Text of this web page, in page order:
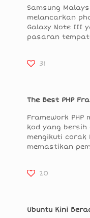
Samsung
melancarkan
Galaxy Note III
pasaran
31
The Best PHP
Framework PHP
kod yang bersih
mengikuti corak
memastikan
20
Ubuntu Kini